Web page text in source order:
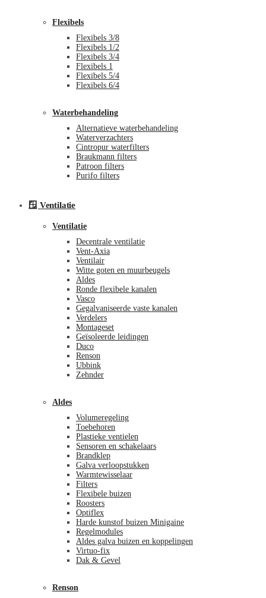
Flexibels
Flexibels 3/8
Flexibels 1/2
Flexibels 3/4
Flexibels 1
Flexibels 5/4
Flexibels 6/4
Waterbehandeling
Alternatieve waterbehandeling
Waterverzachters
Cintropur waterfilters
Braukmann filters
Patroon filters
Purifo filters
🪟 Ventilatie
Ventilatie
Decentrale ventilatie
Vent-Axia
Ventilair
Witte goten en muurbeugels
Aldes
Ronde flexibele kanalen
Vasco
Gegalvaniseerde vaste kanalen
Verdelers
Montageset
Geïsoleerde leidingen
Duco
Renson
Ubbink
Zehnder
Aldes
Volumeregeling
Toebehoren
Plastieke ventielen
Sensoren en schakelaars
Brandklep
Galva verloopstukken
Warmtewisselaar
Filters
Flexibele buizen
Roosters
Optiflex
Harde kunstof buizen Minigaine
Regelmodules
Aldes galva buizen en koppelingen
Virtuo-fix
Dak & Gevel
Renson